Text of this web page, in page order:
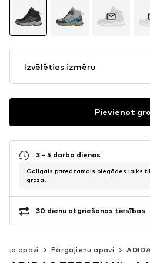
Izvēlēties izmēru
Pievienot
3 - 5 darba dienas
Galīgais paredzamais piegādes laiks
grozā.
30 dienu atgriešanas tiesības
apavi Pārgājienu apavi